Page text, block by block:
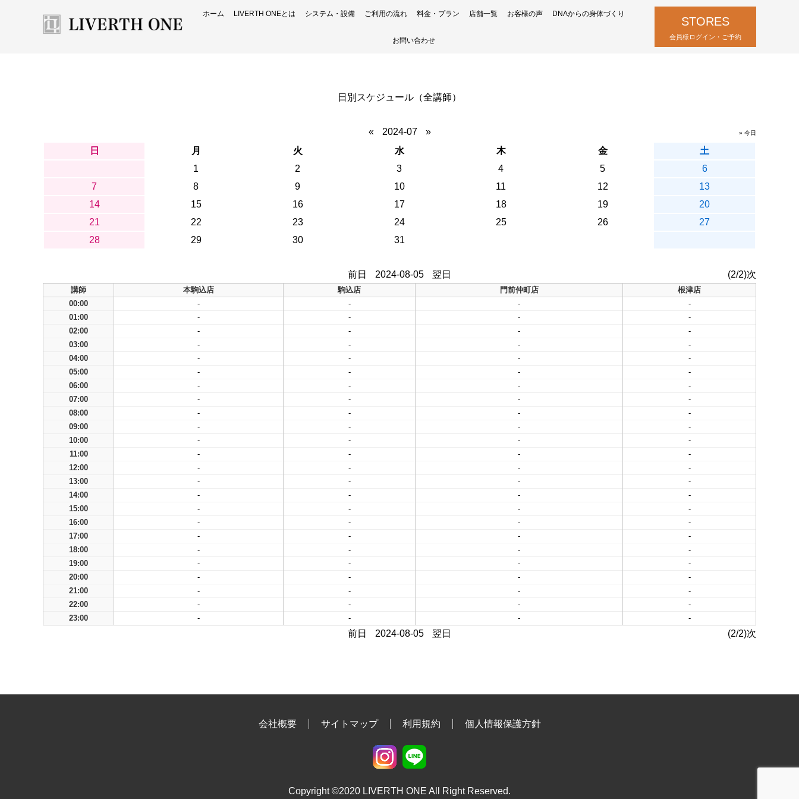
ホーム LIVERTH ONEとは システム・設備 ご利用の流れ 料金・プラン 店舗一覧 お客様の声 DNAからの身体づくり
お問い合わせ
STORES
会員様ログイン・ご予約
日別スケジュール（全講師）
« 2024-07 » » 今日
日 月 火 水 木 金
土
1
2 3 4 5
6
7
8 9 10 11 12
13
14
15 16 17 18 19
20
21
22 23 24 25 26
27
28
29 30 31
前日 2024-08-05 翌日 (2/2)次
講師 本駒込店 駒込店 門前仲町店
根津店
00:00
- - -
-
01:00
- - -
-
02:00
- - -
-
03:00
- - -
-
04:00
- - -
-
05:00
- - -
-
06:00
- - -
-
07:00
- - -
-
08:00
- - -
-
09:00
- - -
-
10:00
- - -
-
11:00
- - -
-
12:00
- - -
-
13:00
- - -
-
14:00
- - -
-
15:00
- - -
-
16:00
- - -
-
17:00
- - -
-
18:00
- - -
-
19:00
- - -
-
20:00
- - -
-
21:00
- - -
-
22:00
- - -
-
23:00
- - - -
前日 2024-08-05 翌日 (2/2)次
会社概要 サイトマップ 利用規約 個人情報保護方針
Copyright ©2020 LIVERTH ONE All Right Reserved.